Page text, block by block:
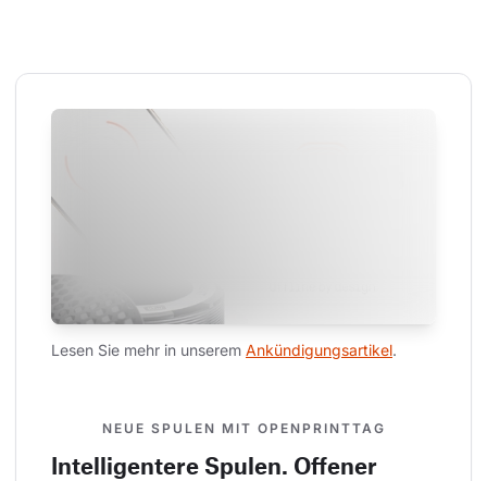
Lesen Sie mehr in unserem Ankündigungsartikel.
NEUE SPULEN MIT OPENPRINTTAG
Intelligentere Spulen. Offener